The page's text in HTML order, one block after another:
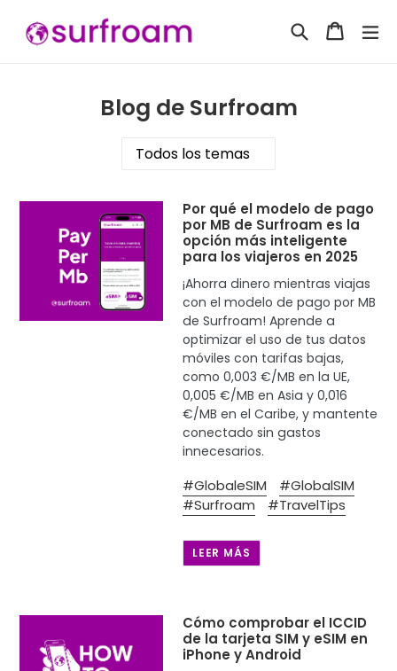
directamente
Buscar Carrito
Carrito
Blog de Surfroam
Por qué el modelo de pago
por MB de Surfroam es la
opción más inteligente
para los viajeros en 2025
¡Ahorra dinero mientras viajas
con el modelo de pago por MB
de Surfroam! Aprende a
optimizar el uso de tus datos
móviles con tarifas bajas,
como 0,003 €/MB en la UE,
0,005 €/MB en Asia y 0,016
€/MB en el Caribe, y mantente
conectado sin gastos
innecesarios.
#GlobaleSIM
#GlobalSIM
#Surfroam
#TravelTips
LEER MÁS
Cómo comprobar el ICCID
de la tarjeta SIM y eSIM en
iPhone y Android